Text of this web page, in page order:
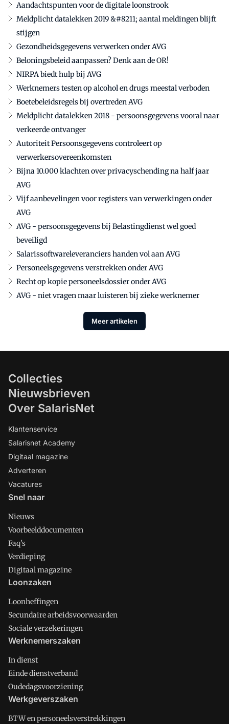
Aandachtspunten voor de digitale loonstrook
Meldplicht datalekken 2019 &#8211; aantal meldingen blijft
stijgen
Gezondheidsgegevens verwerken onder AVG
Beloningsbeleid aanpassen? Denk aan de OR!
NIRPA biedt hulp bij AVG
Werknemers testen op alcohol en drugs meestal verboden
Boetebeleidsregels bij overtreden AVG
Meldplicht datalekken 2018 - persoonsgegevens vooral naar
verkeerde ontvanger
Autoriteit Persoonsgegevens controleert op
verwerkersovereenkomsten
Bijna 10.000 klachten over privacyschending na half jaar
AVG
Vijf aanbevelingen voor registers van verwerkingen onder
AVG
AVG - persoonsgegevens bij Belastingdienst wel goed
beveiligd
Salarissoftwareleveranciers handen vol aan AVG
Personeelsgegevens verstrekken onder AVG
Recht op kopie personeelsdossier onder AVG
AVG - niet vragen maar luisteren bij zieke werknemer
Meer artikelen
Collecties
Nieuwsbrieven
Over SalarisNet
Klantenservice
Salarisnet Academy
Digitaal magazine
Adverteren
Vacatures
Snel naar
Nieuws
Voorbeelddocumenten
Faq's
Verdieping
Digitaal magazine
Loonzaken
Loonheffingen
Secundaire arbeidsvoorwaarden
Sociale verzekeringen
Werknemerszaken
In dienst
Einde dienstverband
Oudedagsvoorziening
Werkgeverszaken
BTW en personeelsverstrekkingen